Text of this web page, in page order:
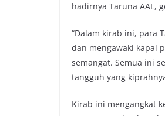
hadirnya Taruna AAL,
“Dalam kirab ini, para
dan mengawaki kapal
semangat. Semua ini
tangguh yang
Kirab ini mengangkat